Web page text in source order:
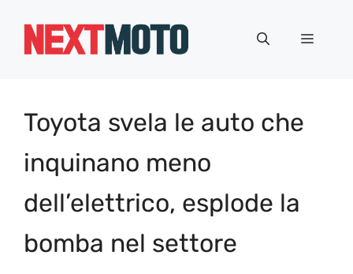
Menu
Toyota svela le auto che
inquinano meno
dell’elettrico, esplode la
bomba nel settore